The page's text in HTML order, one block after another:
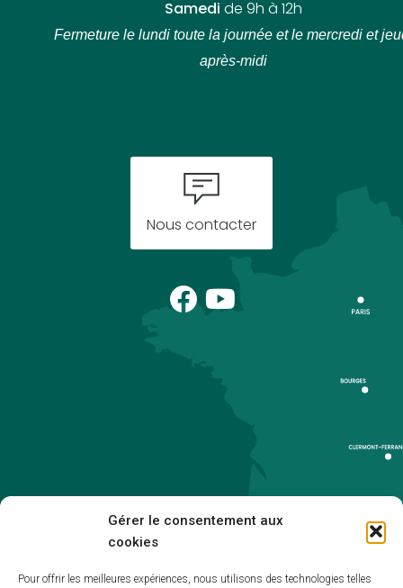
Gérer le consentement aux
cookies
Pour offrir les meilleures expériences, nous utilisons des technologies telles
Samedi de 9h à 12h
Fermeture le lundi toute la journée et le mercredi et
après-midi
Nous contacter